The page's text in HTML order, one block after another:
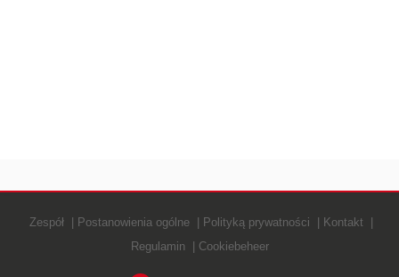
Zespół Postanowienia ogólne Polityką prywatności
Kontakt
Regulamin
Cookiebeheer